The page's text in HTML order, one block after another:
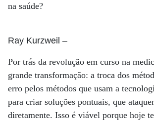
na saúde?
Ray Kurzweil –
Por trás da revolução em curso na
grande transformação: a troca dos
erro pelos métodos que usam a
para criar soluções pontuais, que
diretamente. Isso é viável porque hoje